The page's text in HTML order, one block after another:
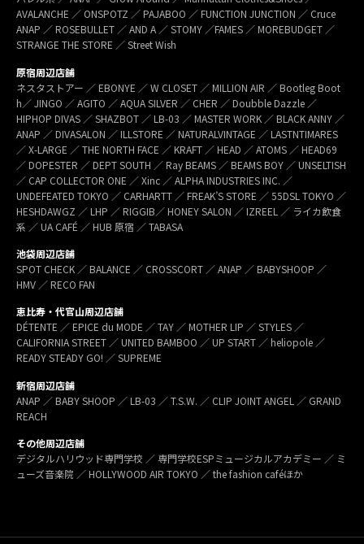
AVALANCHE ／ ONSPOTZ ／ PAJABOO ／ FUNCTION JUNCTION ／ Cruce
ANAP ／ ROSEBULLET ／ AND A ／ STOMY ／FAMES ／ MOREBUDGET ／
STRANGE THE STORE ／ Street Wish
原宿周辺店舗
ネスタストアー ／ EBONYE ／ W CLOSET ／ MILLION AIR ／ Bootleg Boot
h／ JINGO ／ AGITO ／ AQUA SILVER ／ CHER ／ Doubble Dazzle ／
HIPHOP DIVAS ／ SHAZBOT ／ LB-03 ／ MASTER WORK ／ BLACK ANNY ／
ANAP ／ DIVASALON ／ ILLSTORE ／ NATURALVINTAGE ／ LASTNTIMARES
／ X-LARGE ／ THE NORTH FACE ／ KRAFT ／ HEAD ／ ATOMS ／ HEAD69
／ DOPESTER ／ DEPT SOUTH ／ Ray BEAMS ／ BEAMS BOY ／ UNSELTISH
／ CAP COLLECTOR ONE ／ Xinc ／ ALPHA INDUSTRIES INC. ／
UNDEFEATED TOKYO ／ CARHARTT ／ FREAK’S STORE ／ 55DSL TOKYO ／
HESHDAWGZ ／ LHP ／ RIGGIB／ HONEY SALON ／ IZREEL ／ ライカ飲食
系 ／ UA CAFÉ ／ HUB 原宿 ／ TABASA
池袋周辺店舗
SPOT CHECK ／ BALANCE ／ CROSSCORT ／ ANAP ／ BABYSHOOP ／
HMV ／ RECO FAN
恵比寿・代官山周辺店舗
DÉTENTE ／ EPICE du MODE ／ TAY ／ MOTHER LIP ／ STYLES ／
CALIFORNIA STREET ／ UNITED BAMBOO ／ UP START ／ heliopole ／
READY STEADY GO! ／ SUPREME
新宿周辺店舗
ANAP ／ BABY SHOOP ／ LB-03 ／ T.S.W. ／ CLIP JOINT ANGEL ／ GRAND
REACH
その他周辺店舗
デジタルハリウッド専門学校 ／ 専門学校ESPミュージカルアカデミー ／ ミ
ューズ音楽院 ／ HOLLYWOOD AIR TOKYO ／ the fashion caféほか